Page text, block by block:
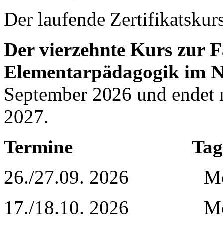
Der laufende
Der vierzehnte Kurs zur
Elementarpädagogik im
September 2026 und
2027.
Termine
26./27.09. 2026
17./18.10. 2026